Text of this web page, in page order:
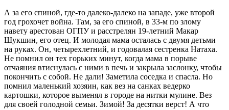
А за его спиной, где-то далеко-далеко на западе, уже второй
год грохочет война. Там, за его спиной, в 33-м по злому
навету арестован ОГПУ и расстрелян 19-летний Макар
Шукшин, его отец. И молодая мама осталась с двумя детьми
на руках. Он, четырехлетний, и годовалая сестренка Натаха.
Не помнил он тех горьких минут, когда мама в порыве
отчаяния втиснулась с ними в печь и закрыла заслонку, чтобы
покончить с собой. Не дали! Заметила соседка и спасла. Но
помнил маленький хозяин, как вез на санках ведерко
картошки, которое выменял в городе на нитки мулине. Вез
для своей голодной семьи. Зимой! За десятки верст! А что